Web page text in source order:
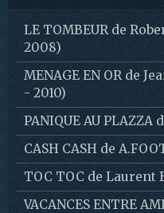
LE TOMBEUR de
2008)
MENAGE EN OR de
- 2010)
PANIQUE AU PLAZZA
CASH CASH de
TOC TOC de Laurent
VACANCES ENTRE